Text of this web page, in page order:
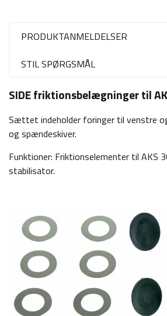
PRODUKTANMELDELSER
STIL SPØRGSMÅL
SIDE friktionsbelægninger til
Sættet indeholder foringer til venstre
og spændeskiver.
Funktioner: Friktionselementer til AKS
stabilisator.